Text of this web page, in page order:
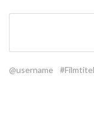
@username #Filmtitel